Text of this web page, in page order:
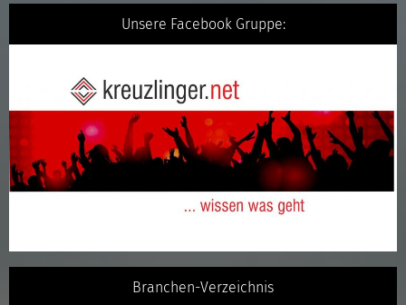
Unsere Facebook Gruppe:
Branchen-Verzeichnis